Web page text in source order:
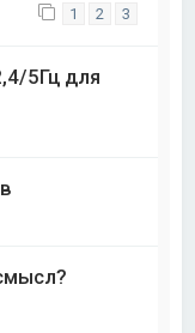
1 2 3
5Гц для